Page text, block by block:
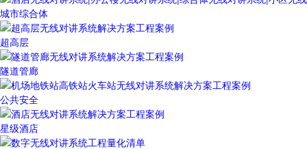
城市综合体
超高层
隧道管廊
公共安全
星级酒店